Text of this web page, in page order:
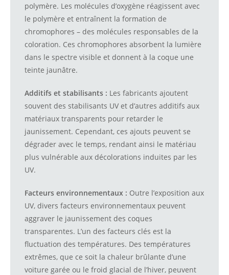
polymère. Les molécules d’oxygène réagissent avec
le polymère et entraînent la formation de
chromophores – des molécules responsables de la
coloration. Ces chromophores absorbent la lumière
dans le spectre visible et donnent à la coque une
teinte jaunâtre.
Additifs et stabilisants : Les fabricants ajoutent
souvent des stabilisants UV et d’autres additifs aux
matériaux transparents pour retarder le
jaunissement. Cependant, ces ajouts peuvent se
dégrader avec le temps, rendant ainsi le matériau
plus vulnérable aux décolorations induites par les
UV.
Facteurs environnementaux : Outre l’exposition aux
UV, divers facteurs environnementaux peuvent
aggraver le jaunissement des coques
transparentes. L’un des facteurs clés est la
fluctuation des températures. Des températures
extrêmes, que ce soit la chaleur brûlante d’une
voiture garée ou le froid glacial de l’hiver, peuvent